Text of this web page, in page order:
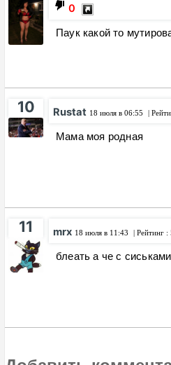
0
Паук какой то
10 Rustat 18 июля в 06:55 |
Мама моя родная
11 mrx 18 июля в 11:43 | Рейтинг :
блеать а че с